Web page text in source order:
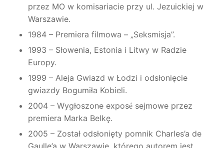
przez MO w komisariacie przy ul. Jezuickiej w
Warszawie.
1984 – Premiera filmowa – „Seksmisja”.
1993 – Słowenia, Estonia i Litwy w Radzie
Europy.
1999 – Aleja Gwiazd w Łodzi i odsłonięcie
gwiazdy Bogumiła Kobieli.
2004 – Wygłoszone exposé sejmowe przez
premiera Marka Belkę.
2005 – Został odsłonięty pomnik Charles’a de